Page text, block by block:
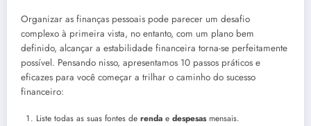
Organizar as finanças pessoais pode parecer um desafio
complexo à primeira vista, no entanto, com um plano bem
definido, alcançar a estabilidade financeira torna-se perfeitamente
possível. Pensando nisso, apresentamos 10 passos práticos e
eficazes para você começar a trilhar o caminho do sucesso
financeiro:
Liste todas as suas fontes de renda e despesasmensais.